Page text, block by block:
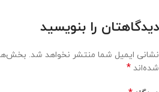
دیدگاهتان را بنویسید
نشانی ایمیل شما منتشر نخواهد شد.
شده‌اند *